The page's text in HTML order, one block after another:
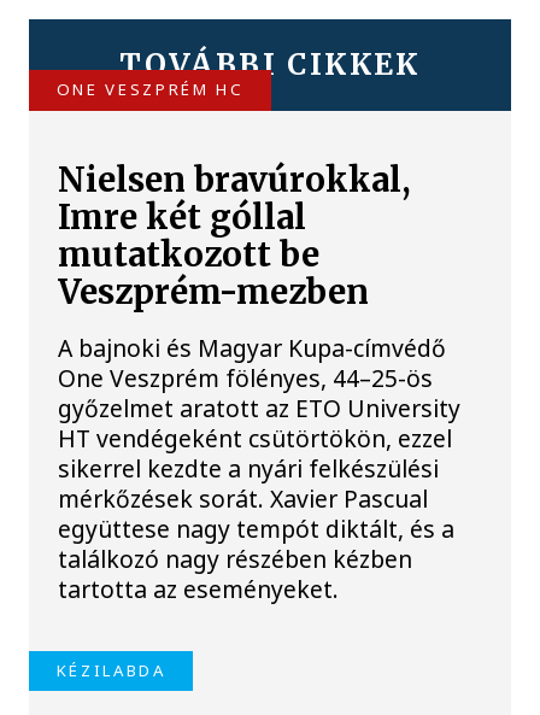
TOVÁBBI CIKKEK
ONE VESZPRÉM HC
Nielsen bravúrokkal,
Imre két góllal
mutatkozott be
Veszprém-mezben
A bajnoki és Magyar Kupa-címvédő
One Veszprém fölényes, 44–25-ös
győzelmet aratott az ETO University
HT vendégeként csütörtökön, ezzel
sikerrel kezdte a nyári felkészülési
mérkőzések sorát. Xavier Pascual
együttese nagy tempót diktált, és a
találkozó nagy részében kézben
tartotta az eseményeket.
KÉZILABDA